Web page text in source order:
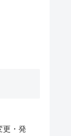
更・発